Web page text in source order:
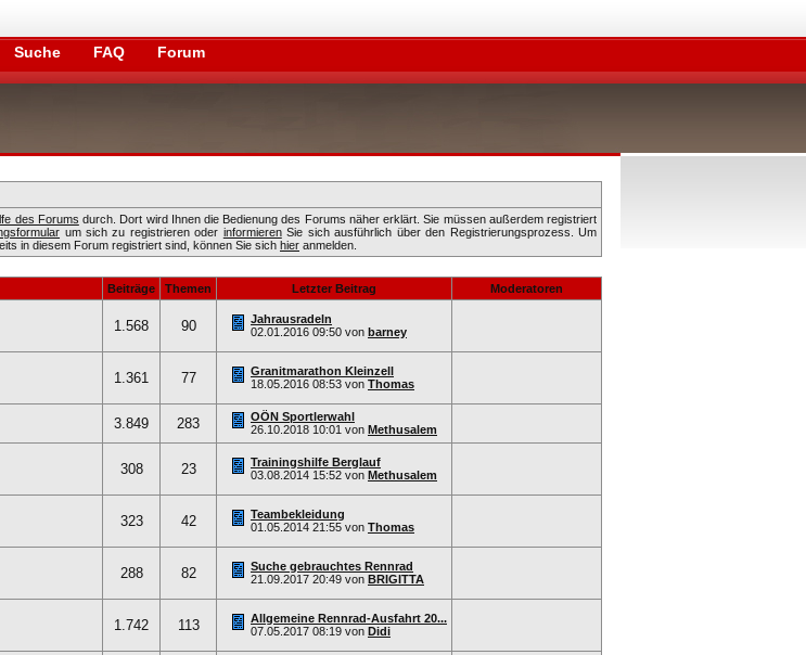
Suche FAQ Forum
des Forums durch. Dort wird Ihnen die Bedienung des Forums näher erklärt. Sie müssen außerdem registriert
um sich zu registrieren oder informierenSie sich ausführlich über den Registrierungsprozess. Um
in diesem Forum registriert sind, können Sie sich hier anmelden.
Beiträge Themen Letzter Beitrag Moderatoren
1.568 90
Jahrausradeln
02.01.2016 09:50 von barney
1.361 77
Granitmarathon Kleinzell
18.05.2016 08:53 von Thomas
3.849 283
OÖN Sportlerwahl
26.10.2018 10:01 von Methusalem
308 23
Trainingshilfe Berglauf
03.08.2014 15:52 von Methusalem
323 42
Teambekleidung
01.05.2014 21:55 von Thomas
288 82
Suche gebrauchtes Rennrad
21.09.2017 20:49 von BRIGITTA
1.742 113
Allgemeine Rennrad-Ausfahrt 20...
07.05.2017 08:19 von Didi